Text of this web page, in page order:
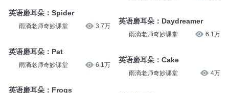
英语磨耳朵：Spider
雨滴老师奇妙课堂 3.7万
英语磨耳朵：Pat
雨滴老师奇妙课堂 6.1万
英语磨耳朵：Frogs
英语磨耳朵：Daydreamer
雨滴老师奇妙课堂 6.1万
英语磨耳朵：Cake
雨滴老师奇妙课堂 4万